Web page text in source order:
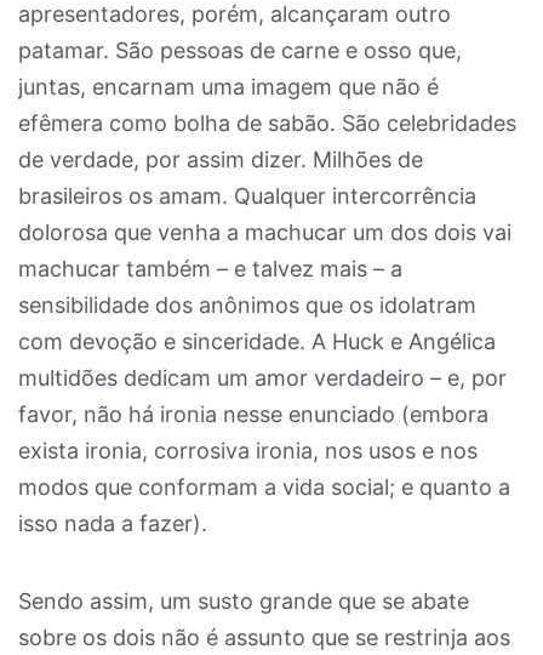
apresentadores, porém, alcançaram outro
patamar. São pessoas de carne e osso que,
juntas, encarnam uma imagem que não é
efêmera como bolha de sabão. São celebridades
de verdade, por assim dizer. Milhões de
brasileiros os amam. Qualquer intercorrência
dolorosa que venha a machucar um dos dois vai
machucar também – e talvez mais – a
sensibilidade dos anônimos que os idolatram
com devoção e sinceridade. A Huck e Angélica
multidões dedicam um amor verdadeiro – e, por
favor, não há ironia nesse enunciado (embora
exista ironia, corrosiva ironia, nos usos e nos
modos que conformam a vida social; e quanto a
isso nada a fazer).
Sendo assim, um susto grande que se abate
sobre os dois não é assunto que se restrinja aos